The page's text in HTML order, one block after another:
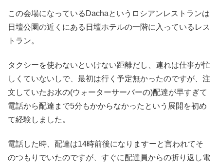
この会場になっているDachaというロシアンレストランは
日壇公園の近くにある日壇ホテルの一階に入っているレス
トラン。
タクシーを使わないといけない距離だし、連れは仕事が忙
しくていないしで、最初は行く予定無かったのですが、注
文していたお水の(ウォーターサーバーの)配達が早すぎて
電話から配達まで5分もかからなかったという展開を初め
て経験しました。
電話した時、配達は14時前後になりますーと言われてそ
のつもりでいたのですが、すぐに配達員からの折り返し電